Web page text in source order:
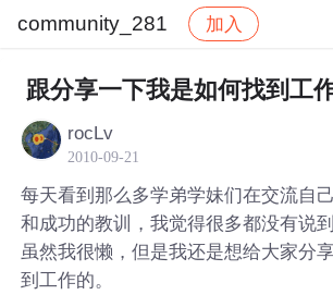
community_281 加入
社区 community_281 帖子详情
跟分享一下我是如何找到工
rocLv
2010-09-21
每天看到那么多学弟学妹们在交流自
和成功的教训，我觉得很多都没有说到
虽然我很懒，但是我还是想给大家分
到工作的。